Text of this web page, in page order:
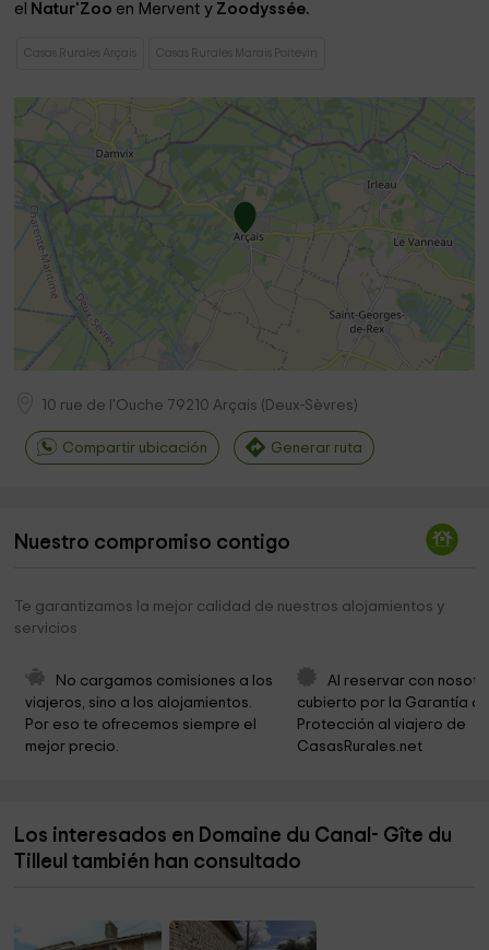
el
Natur'Zoo en Mervent y Zoodyssée.
Casas Rurales Arçais Casas Rurales Marais Poitevin
10 rue de l'Ouche 79210 Arçais ( Deux-Sèvres)
Compartir ubicación Generar ruta
Nuestro compromiso contigo
Te garantizamos la mejor calidad de nuestros alojamientos y
servicios
No cargamos comisiones a los
viajeros, sino a los alojamientos.
Por eso te ofrecemos siempre el
mejor precio.
Al reservar con
cubierto por la Garantía
Protección al viajero de
CasasRurales.net
Los interesados en Domaine du Canal- Gîte du
Tilleul también han consultado